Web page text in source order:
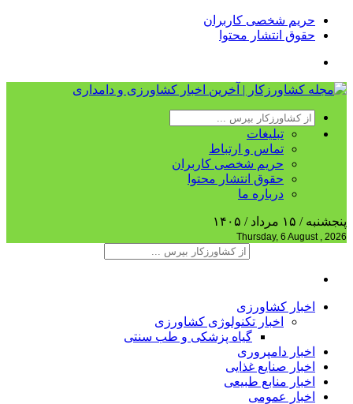
حریم شخصی کاربران
حقوق انتشار محتوا
تبلیغات
تماس و ارتباط
حریم شخصی کاربران
حقوق انتشار محتوا
درباره ما
پنجشنبه / ۱۵ مرداد / ۱۴۰۵
Thursday, 6 August , 2026
اخبار کشاورزی
اخبار تکنولوژی کشاورزی
گیاه پزشکی و طب سنتی
اخبار دامپروری
اخبار صنایع غذایی
اخبار منابع طبیعی
اخبار عمومی